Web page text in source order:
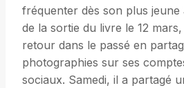
fréquenter dès son plus jeune
de la sortie du livre le 12
retour dans le passé en
photographies sur ses
sociaux. Samedi, il a partagé